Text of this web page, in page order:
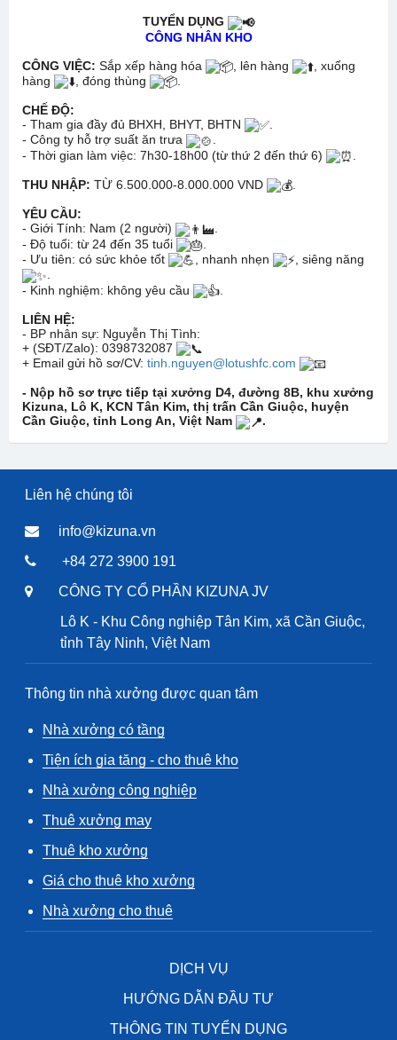
TUYỂN DỤNG
CÔNG NHÂN KHO
CÔNG VIỆC: Sắp xếp hàng hóa , lên hàng
, xuống
hàng
, đóng thùng
CHẾ ĐỘ:
- Tham gia đầy đủ BHXH, BHYT, BHTN
- Công ty hỗ trợ suất ăn trưa
.
- Thời gian làm việc: 7h30-18h00 (từ thứ 2 đến thứ 6)
THU NHẬP: TỪ 6.500.000-8.000.000 VND
YÊU CẦU:
- Giới Tính: Nam (2 người)
.
- Độ tuổi: từ 24 đến 35 tuổi
- Ưu tiên: có sức khỏe tốt
, nhanh nhẹn
, siêng năng
.
- Kinh nghiệm: không yêu cầu
LIÊN HỆ:
- BP nhân sự: Nguyễn Thị Tình:
+ (SĐT/Zalo): 0398732087
+ Email gửi hồ sơ/CV: tinh.nguyen@lotushfc.com
- Nộp hồ sơ trực tiếp tại xưởng D4, đường 8B, khu xưởng
Kizuna, Lô K, KCN Tân Kim, thị trấn Cần Giuộc, huyện
Cần Giuộc, tỉnh Long An, Việt Nam
.
Liên hệ chúng tôi
info@kizuna.vn
+84 272 3900 191
CÔNG TY CỔ PHẦN KIZUNA JV
Lô K - Khu Công nghiệp Tân Kim, xã Cần Giuộc,
tỉnh Tây Ninh, Việt Nam
Thông tin nhà xưởng được quan tâm
Nhà xưởng có tầng
Tiện ích gia tăng - cho thuê kho
Nhà xưởng công nghiệp
Thuê xưởng may
Thuê kho xưởng
Giá cho thuê kho xưởng
Nhà xưởng cho thuê
DỊCH VỤ
HƯỚNG DẪN ĐẦU TƯ
THÔNG TIN TUYỂN DỤNG